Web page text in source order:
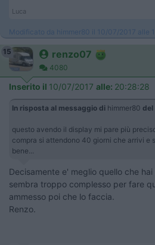
Luca
Modificato da himmer80 il 10/07/2017 alle
15 renzo07
4080
Inserito il 10/07/2017 alle: 20:28:28
In risposta al messaggio di himmer80 del
questo avendo il display mi pare più
compra si attendono 40 giorni che arrivi e
bene...
Decisamente e' meglio quello che
sembra troppo complesso per fare
ammesso poi che lo faccia.
Renzo.